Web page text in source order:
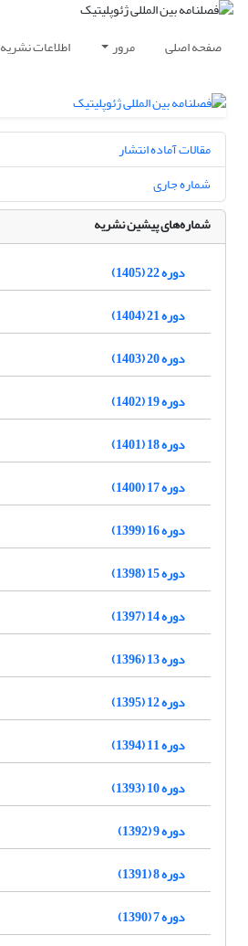
صفحه اصلی مرور اطلاعات نشریه
مقالات آماده انتشار
شماره جاری
شماره‌های پیشین نشریه
دوره 22 (1405)
دوره 21 (1404)
دوره 20 (1403)
دوره 19 (1402)
دوره 18 (1401)
دوره 17 (1400)
دوره 16 (1399)
دوره 15 (1398)
دوره 14 (1397)
دوره 13 (1396)
دوره 12 (1395)
دوره 11 (1394)
دوره 10 (1393)
دوره 9 (1392)
دوره 8 (1391)
دوره 7 (1390)